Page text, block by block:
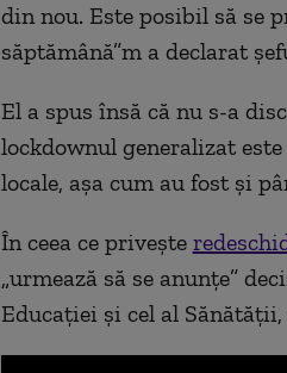
din nou. Este posibil să se
săptămână”m a declarat
El a spus însă că nu s-a
lockdownul generalizat
locale, așa cum au fost și
În ceea ce privește
„urmează să se anunțe”
Educației și cel al